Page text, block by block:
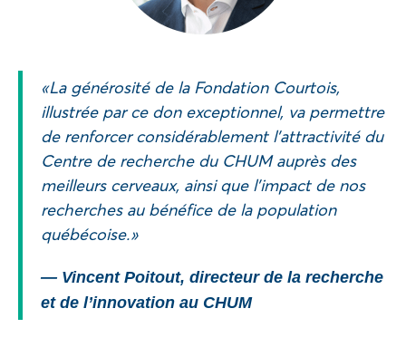
« La générosité de la Fondation Courtois,
illustrée par ce don exceptionnel, va permettre
de renforcer considérablement l’attractivité du
Centre de recherche du CHUM auprès des
meilleurs cerveaux, ainsi que l’impact de nos
recherches au bénéfice de la population
québécoise. »
— Vincent Poitout, directeur de la recherche
et de l’innovation au CHUM